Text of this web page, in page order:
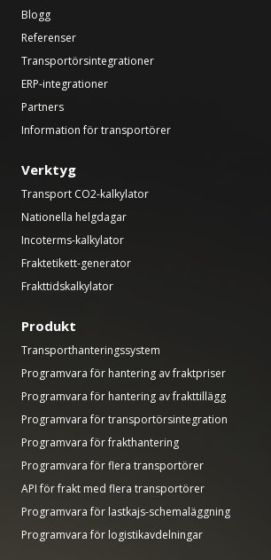
Blogg
Referenser
Transportörsintegrationer
ERP-integrationer
Partners
Information för transportörer
Verktyg
Transport CO2-kalkylator
Nationella helgdagar
Incoterms-kalkylator
Fraktetikett-generator
Frakttidskalkylator
Produkt
Transporthanteringssystem
Programvara för hantering av fraktpriser
Programvara för hantering av frakttillägg
Programvara för transportörsintegration
Programvara för frakthantering
Programvara för flera transportörer
API för frakt med flera transportörer
Programvara för lastkajs-schemaläggning
Programvara för logistikavdelningar